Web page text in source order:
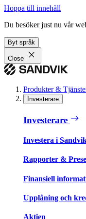
Hoppa till innehåll
Du besöker just nu vår
Byt språk
Close
Produkter &
Investerare
Investerare
Investera i
Rapporter &
Finansiell
Upplåning och
Aktien